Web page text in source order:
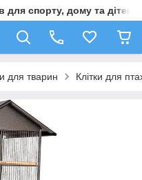
для спорту, дому та дітей
для тварин Клітки для